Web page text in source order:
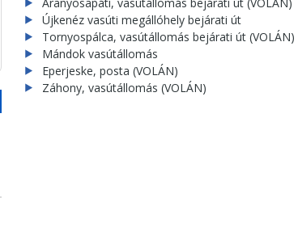
Újkenéz vasúti megállóhely bejárati út
Tornyospálca, vasútállomás bejárati út (VOLÁN)
Mándok vasútállomás
Eperjeske, posta (VOLÁN)
Záhony, vasútállomás (VOLÁN)